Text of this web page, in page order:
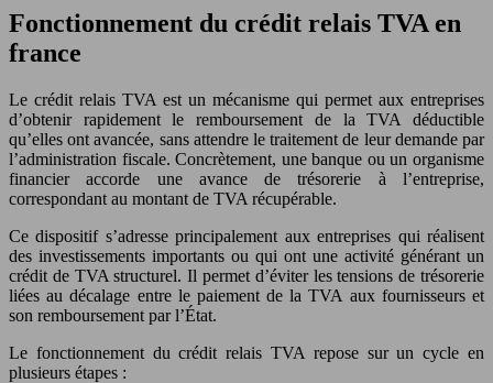
Fonctionnement du crédit relais TVA en
france
Le crédit relais TVA est un mécanisme qui permet aux entreprises
d’obtenir rapidement le remboursement de la TVA déductible
qu’elles ont avancée, sans attendre le traitement de leur demande par
l’administration fiscale. Concrètement, une banque ou un organisme
financier accorde une avance de trésorerie à l’entreprise,
correspondant au montant de TVA récupérable.
Ce dispositif s’adresse principalement aux entreprises qui réalisent
des investissements importants ou qui ont une activité générant un
crédit de TVA structurel. Il permet d’éviter les tensions de trésorerie
liées au décalage entre le paiement de la TVA aux fournisseurs et
son remboursement par l’État.
Le fonctionnement du crédit relais TVA repose sur un cycle en
plusieurs étapes :